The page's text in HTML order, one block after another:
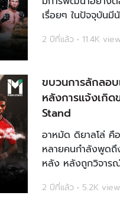
เรื่อยๆ ในปัจจุบันมี
ว่าจะเป็นความสาม
2 ปีที่แล้ว • 11.4K
ขบวนการลักลอ
หลังการแจ้งเกิ
Stand
อาหมัด ดิยาลโล่ คื
หลายคนกำลังพูดถึ
หลัง หลังถูกวิจาร
โอกาสพิสูจน์ตัวเอง
2 ปีที่แล้ว • 5.2K